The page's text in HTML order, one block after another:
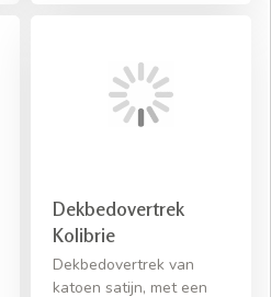
Dekbedovertrek
Kolibrie
Dekbedovertrek van
katoen satijn, met een